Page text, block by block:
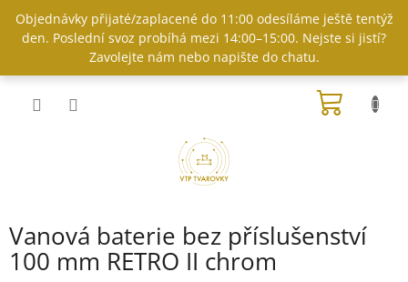
obsah
Objednávky přijaté/zaplacené do 11:00 odesíláme ještě tentýž
den. Poslední svoz probíhá mezi 14:00–15:00. Nejste si jistí?
Zavolejte nám nebo napište do chatu.
Vanová baterie bez příslušenství
100 mm RETRO II chrom